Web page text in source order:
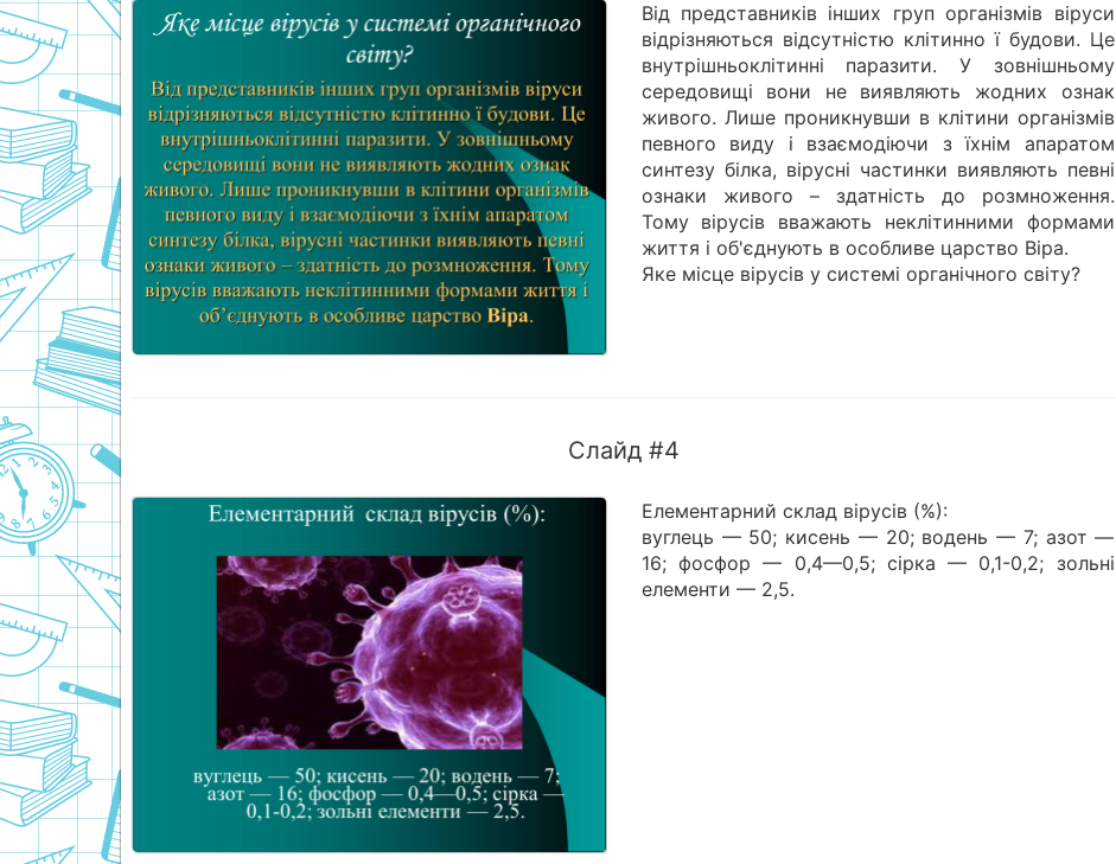
Від представників інших груп організмів віруси
відрізняються відсутністю клітинно ї будови. Це
внутрішньоклітинні паразити. У зовнішньому
середовищі вони не виявляють жодних ознак
живого. Лише проникнувши в клітини організмів
певного виду і взаємодіючи з їхнім апаратом
синтезу білка, вірусні частинки виявляють певні
ознаки живого – здатність до розмноження.
Тому вірусів вважають неклітинними формами
життя і об'єднують в особливе царство Віра.
Яке місце вірусів у системі органічного світу?
Слайд #4
Елементарний склад вірусів (%):
вуглець — 50; кисень — 20; водень — 7; азот —
16; фосфор — 0,4—0,5; сірка — 0,1-0,2; зольні
елементи — 2,5.